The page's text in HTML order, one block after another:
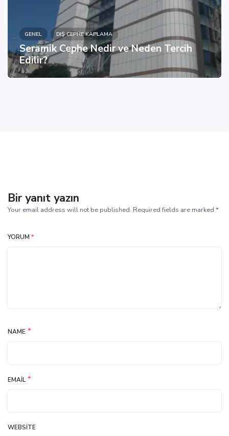
GENEL DIŞ CEPHE KAPLAMA
Seramik Cephe Nedir ve Neden Tercih
Edilir?
Bir yanıt yazın
Your email address will not be published. Required fields are marked *
YORUM *
NAME *
EMAIL *
WEBSITE